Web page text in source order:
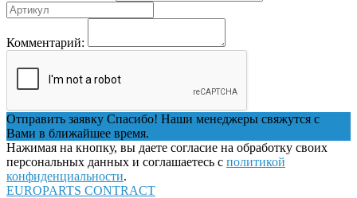
Комментарий:
Отправить заявку Спасибо! Наши менеджеры свяжутся с
Вами в ближайшее время.
Нажимая на кнопку, вы даете согласие на обработку своих
персональных данных и соглашаетесь с политикой
конфиденциальности.
EUROPARTS CONTRACT